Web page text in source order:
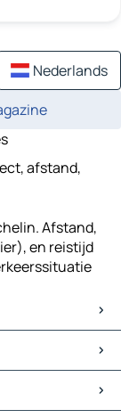
Nederlands
afstand,
Afstand,
en reistijd
de-Provence